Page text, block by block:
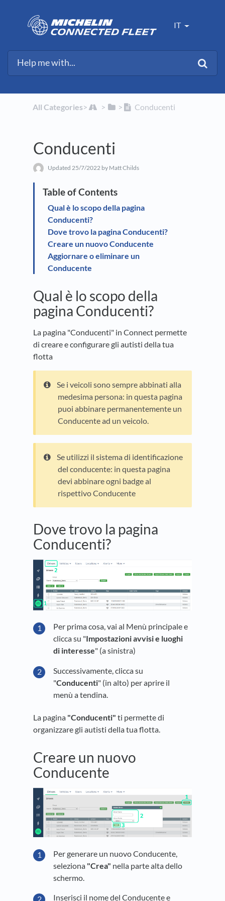
IT
All Categories​>​ ​ > ​ ​>​ Conducenti
Conducenti
Updated 25/7/2022 by Matt Childs
Qual è lo scopo della pagina
Conducenti?
Dove trovo la pagina Conducenti?
Creare un nuovo Conducente
Aggiornare o eliminare un
Conducente
Qual è lo scopo della
pagina Conducenti?
La pagina "Conducenti" in Connect permette
di creare e configurare gli autisti della tua
flotta
Se i veicoli sono sempre abbinati alla
medesima persona: in questa pagina
puoi abbinare permanentemente un
Conducente ad un veicolo.
Se utilizzi il sistema di identificazione
del conducente: in questa pagina
devi abbinare ogni badge al
rispettivo Conducente
Dove trovo la pagina
Conducenti?
Per prima cosa, vai al Menù principale e
clicca su "Impostazioni avvisi e luoghi
di interesse" (a sinistra)
Successivamente, clicca su
"Conducenti" (in alto) per aprire il
menù a tendina.
La pagina "Conducenti" ti permette di
organizzare gli autisti della tua flotta.
Creare un nuovo
Conducente
Per generare un nuovo Conducente,
seleziona "Crea" nella parte alta dello
schermo.
Inserisci il nome del Conducente e